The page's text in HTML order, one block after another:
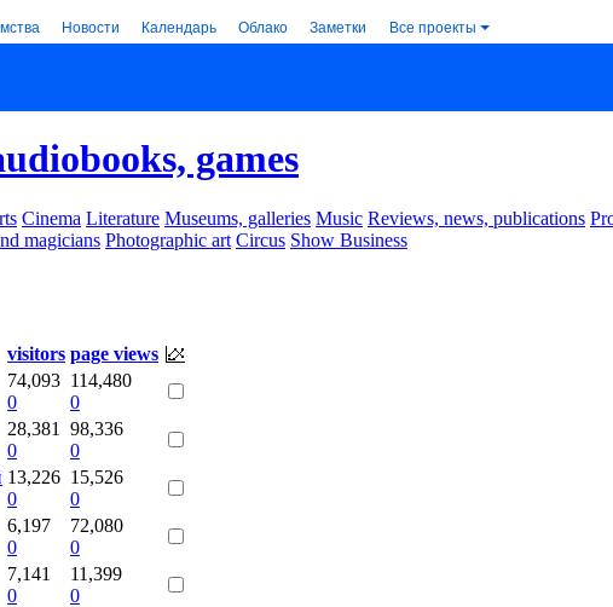
Новости Календарь Облако Заметки Все проекты
games
Cinema Literature Museums, galleries Music Reviews, news, publications
magicians Photographic art Circus Show Business
visitors page views
74,093
0
114,480
0
28,381
0
98,336
0
13,226
0
15,526
0
6,197
0
72,080
0
7,141
0
11,399
0